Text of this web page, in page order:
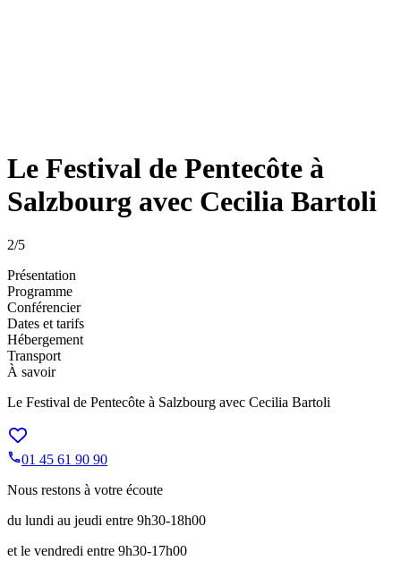
Le Festival de Pentecôte à
Salzbourg avec Cecilia Bartoli
2/5
Présentation
Programme
Conférencier
Dates et tarifs
Hébergement
Transport
À savoir
Le Festival de Pentecôte à Salzbourg avec Cecilia Bartoli
01 45 61 90 90
Nous restons à votre écoute
du lundi au jeudi entre 9h30-18h00
et le vendredi entre 9h30-17h00